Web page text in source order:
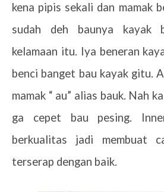
kena pipis sekali dan mamak
sudah deh baunya kayak
kelamaan itu. Iya beneran
benci banget bau kayak gitu.
mamak “ au” alias bauk. Nah
ga cepet bau pesing.
berkualitas jadi membuat
terserap dengan baik.